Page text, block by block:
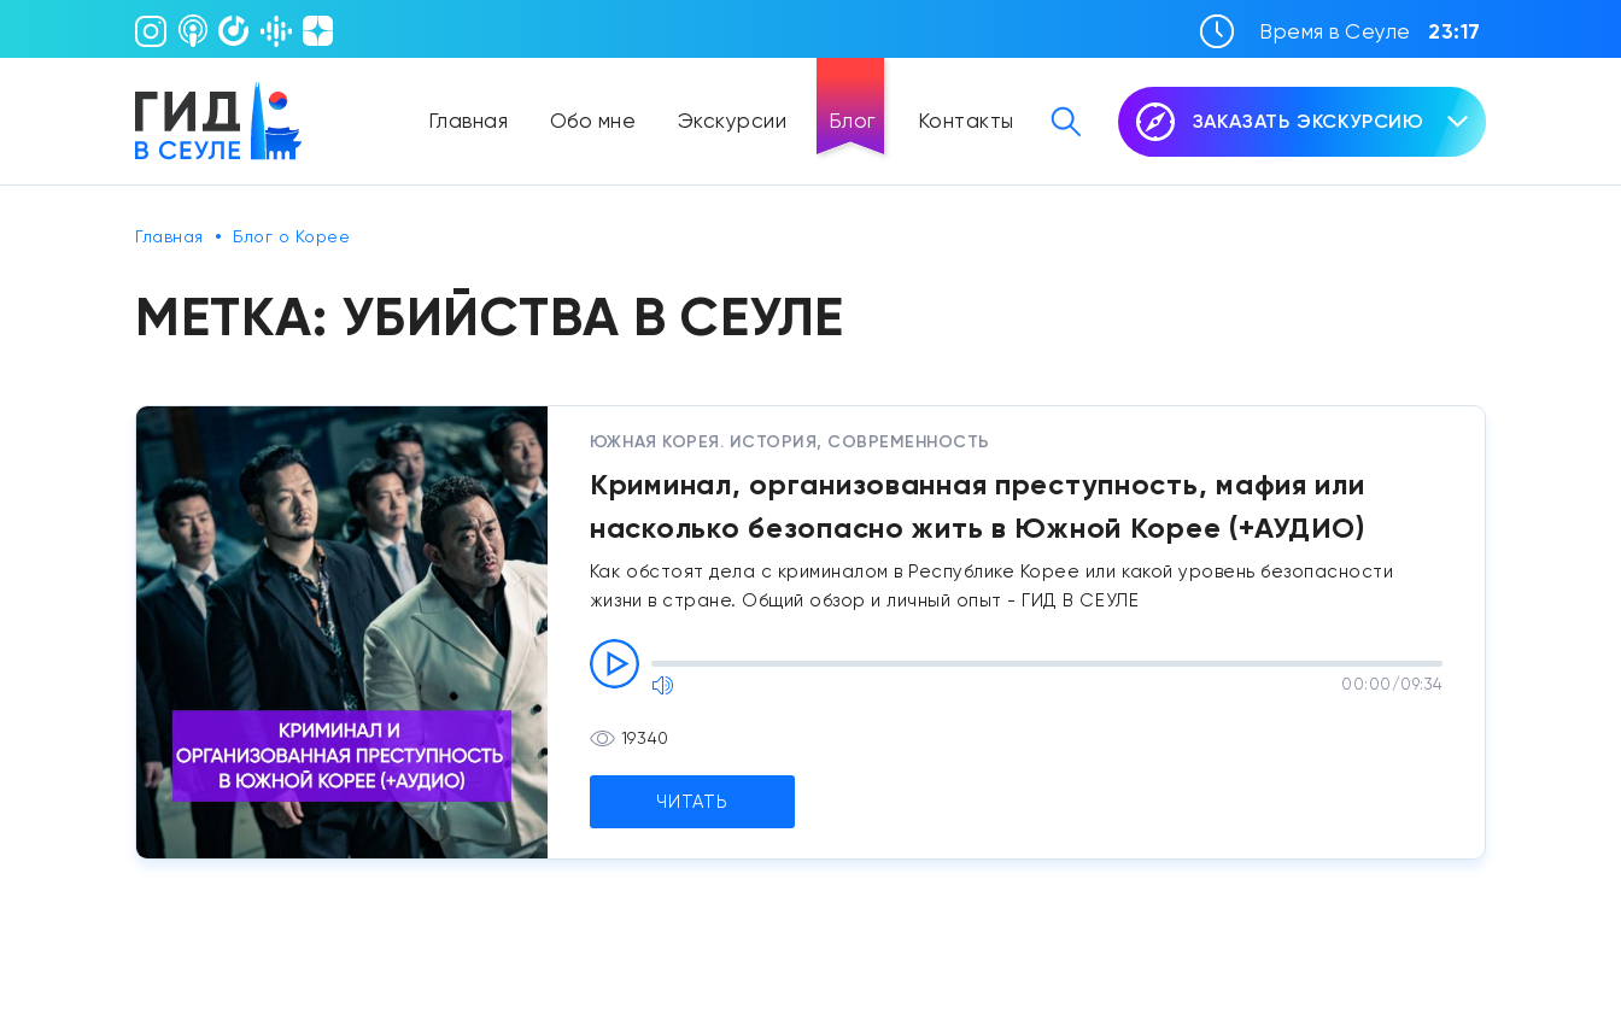
Время в Сеуле 23:17
Главная Обо мне Экскурсии Блог Контакты ЗАКАЗАТЬ ЭКСКУРСИЮ
Главная Блог о Корее
МЕТКА: УБИЙСТВА В СЕУЛЕ
ЮЖНАЯ КОРЕЯ. ИСТОРИЯ, СОВРЕМЕННОСТЬ
Криминал, организованная преступность, мафия или
насколько безопасно жить в Южной Корее (+АУДИО)
Как обстоят дела с криминалом в Республике Корее или какой уровень безопасности
жизни в стране. Общий обзор и личный опыт - ГИД В СЕУЛЕ
00:00 /09:34
19340
ЧИТАТЬ